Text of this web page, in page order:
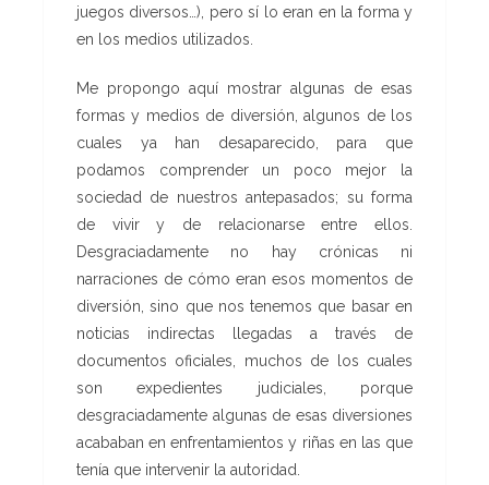
juegos diversos…), pero sí lo eran en la forma y
en los medios utilizados.
Me propongo aquí mostrar algunas de esas
formas y medios de diversión, algunos de los
cuales ya han desaparecido, para que
podamos comprender un poco mejor la
sociedad de nuestros antepasados; su forma
de vivir y de relacionarse entre ellos.
Desgraciadamente no hay crónicas ni
narraciones de cómo eran esos momentos de
diversión, sino que nos tenemos que basar en
noticias indirectas llegadas a través de
documentos oficiales, muchos de los cuales
son expedientes judiciales, porque
desgraciadamente algunas de esas diversiones
acababan en enfrentamientos y riñas en las que
tenía que intervenir la autoridad.